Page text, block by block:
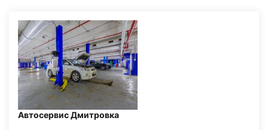
Автосервис Дмитровка